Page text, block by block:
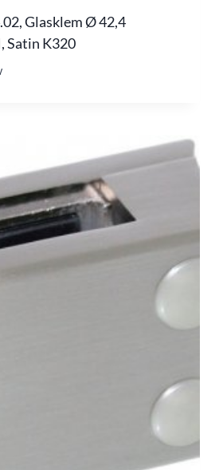
Glasklem Ø 42,4
Satin K320